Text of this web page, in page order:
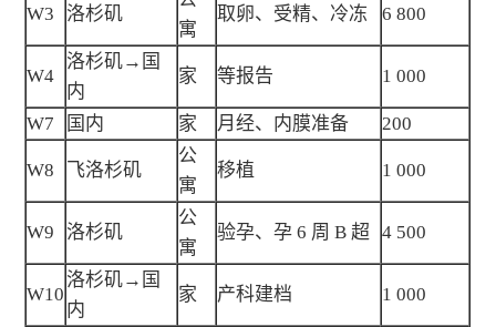
W3 洛杉矶
寓
取卵、受精、冷冻 6 800
W4
洛杉矶→国
内
家 等报告 1 000
W7 国内 家 月经、内膜准备 200
W8 飞洛杉矶
公
寓
移植 1 000
W9 洛杉矶
公
寓
验孕、孕 6 周 B 超 4 500
W10
洛杉矶→国
内
家 产科建档 1 000